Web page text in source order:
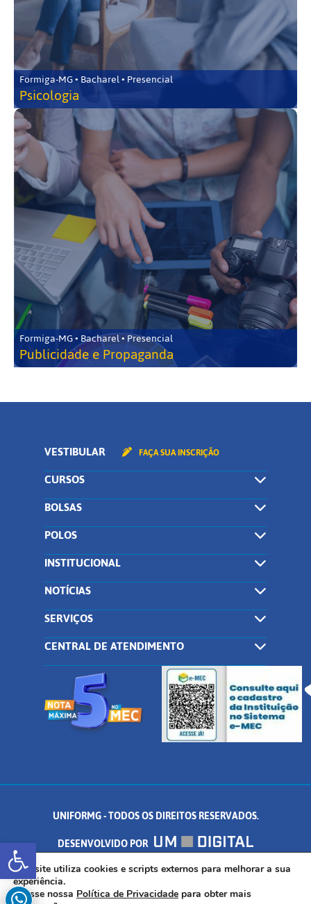
Abrir a barra de ferramentas
Formiga-MG • Bacharel • Presencial
Psicologia
Formiga-MG • Bacharel • Presencial
Publicidade e Propaganda
VESTIBULAR FAÇA SUA INSCRIÇÃO
CURSOS
BOLSAS
POLOS
INSTITUCIONAL
NOTÍCIAS
SERVIÇOS
CENTRAL DE ATENDIMENTO
UNIFORMG - TODOS OS DIREITOS RESERVADOS.
DESENVOLVIDO POR
AV. DR. ARNALDO DE SENNA, 328 - PALMEIRAS, FORMIGA/MG - CEP:
35.574.530
Este site utiliza cookies e scripts externos para melhorar a sua
experiência.
Acesse nossa Política de Privacidade para obter mais